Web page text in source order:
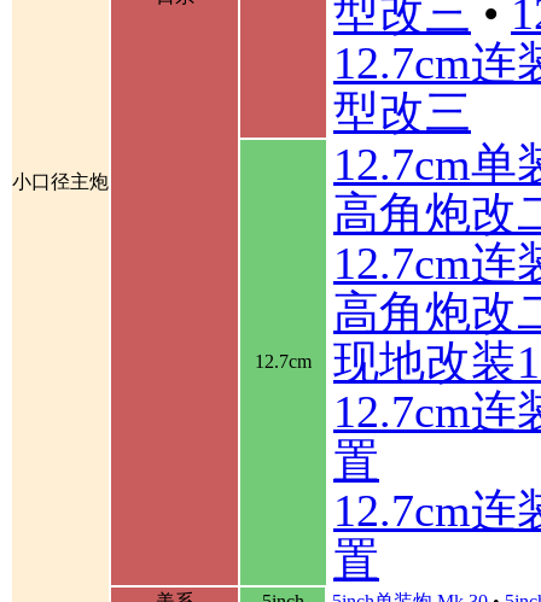
小口径主炮
型改三 •
12.7cm连
型改三
12.7cm
12.7cm
高角炮改
12.7cm
高角炮改
现地改装
12.7cm
置
12.7cm
置